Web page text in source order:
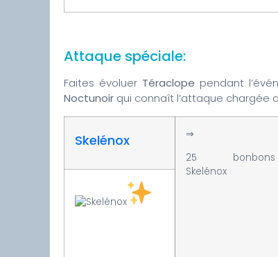
Attaque spéciale:
Faites évoluer Téraclope pendant
Noctunoir qui connaît l’attaque chargée
Skelénox
⇒
25 bonbons
Skelénox